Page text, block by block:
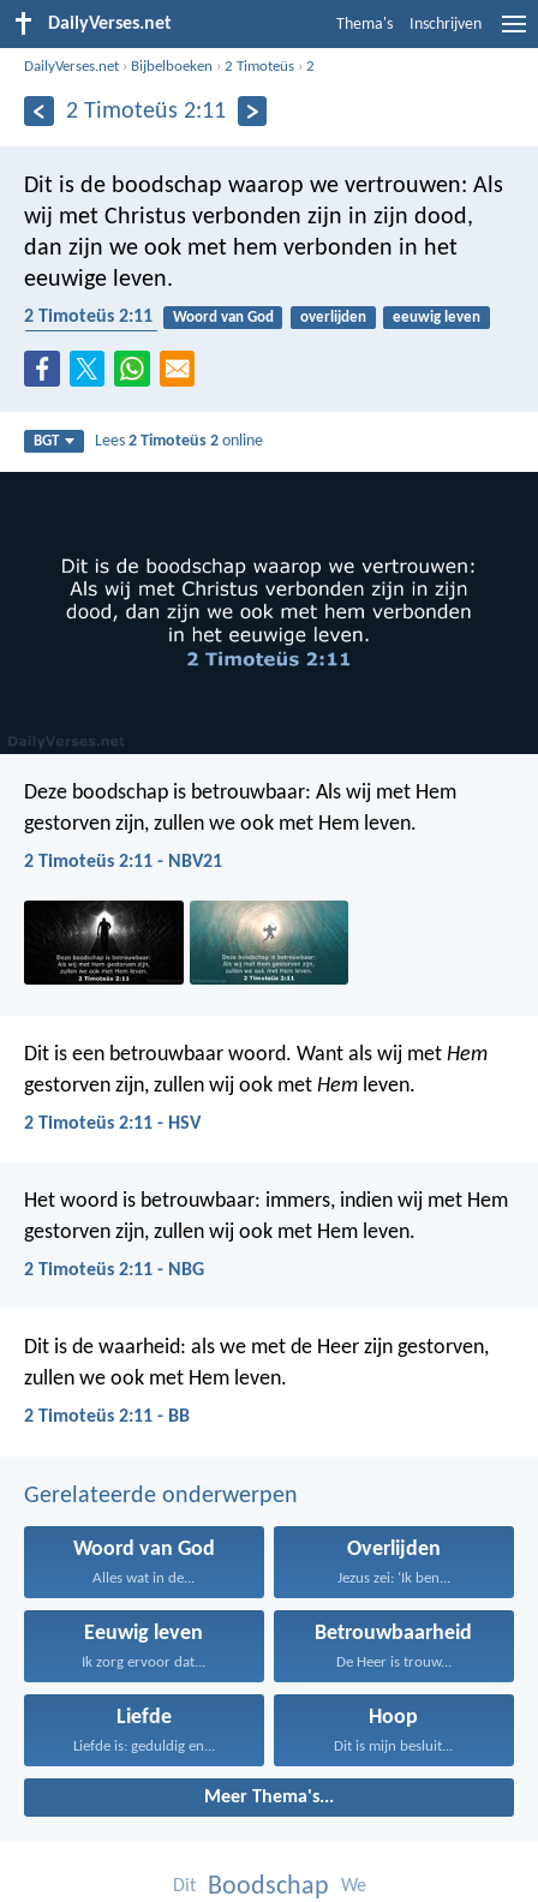
DailyVerses.net Thema's Inschrijven
DailyVerses.net › Bijbelboeken ›2 Timoteüs ›2
2 Timoteüs 2:11
Dit is de boodschap waarop we vertrouwen: Als
wij met Christus verbonden zijn in zijn dood,
dan zijn we ook met hem verbonden in het
eeuwige leven.
2 Timoteüs 2:11 Woord van God overlijden
eeuwig leven
BGT Lees2 Timoteüs 2 online
Deze boodschap is betrouwbaar: Als wij met Hem
gestorven zijn, zullen we ook met Hem leven.
2 Timoteüs 2:11 - NBV21
Dit is een betrouwbaar woord. Want als wij met Hem
gestorven zijn, zullen wij ook met Hem leven.
2 Timoteüs 2:11 - HSV
Het woord is betrouwbaar: immers, indien wij met Hem
gestorven zijn, zullen wij ook met Hem leven.
2 Timoteüs 2:11 - NBG
Dit is de waarheid: als we met de Heer zijn gestorven,
zullen we ook met Hem leven.
2 Timoteüs 2:11 - BB
Gerelateerde onderwerpen
Woord van God
Alles wat in de...
Overlijden
Jezus zei: ‘Ik ben...
Eeuwig leven
Ik zorg ervoor dat...
Betrouwbaarheid
De Heer is trouw...
Liefde
Liefde is: geduldig en...
Hoop
Dit is mijn besluit...
Meer Thema's...
Dit Boodschap We